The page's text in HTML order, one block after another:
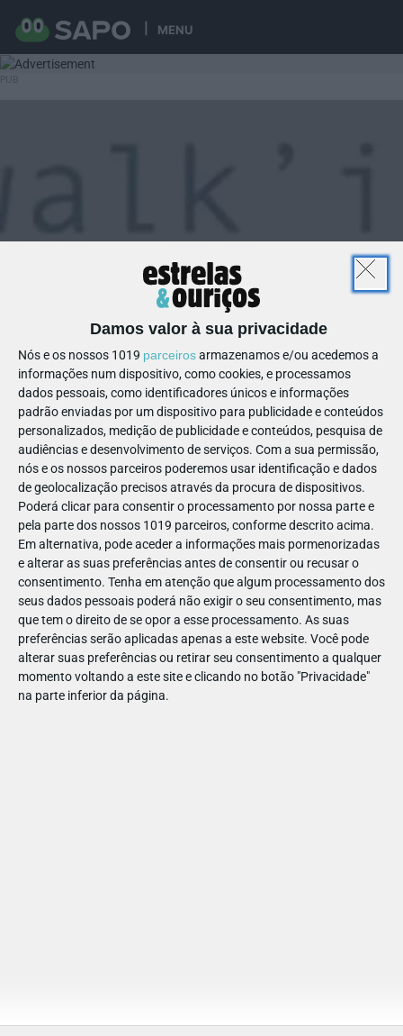
MENU
Damos valor à sua privacidade
Nós e os nossos 1019 parceirosarmazenamos e/ou acedemos a
informações num dispositivo, como cookies, e processamos
dados pessoais, como identificadores únicos e informações
padrão enviadas por um dispositivo para publicidade e conteúdos
personalizados, medição de publicidade e conteúdos, pesquisa de
audiências e desenvolvimento de serviços. Com a sua permissão,
nós e os nossos parceiros poderemos usar identificação e dados
de geolocalização precisos através da procura de dispositivos.
Poderá clicar para consentir o processamento por nossa parte e
pela parte dos nossos 1019 parceiros, conforme descrito acima.
Em alternativa, pode aceder a informações mais pormenorizadas
e alterar as suas preferências antes de consentir ou recusar o
consentimento. Tenha em atenção que algum processamento dos
seus dados pessoais poderá não exigir o seu consentimento, mas
que tem o direito de se opor a esse processamento. As suas
preferências serão aplicadas apenas a este website. Você pode
alterar suas preferências ou retirar seu consentimento a qualquer
momento voltando a este site e clicando no botão "Privacidade"
na parte inferior da página.
ABR 19
1438931021994747